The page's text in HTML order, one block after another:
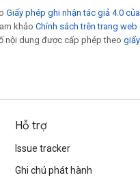
Giấy phép ghi nhận tác giả 4.0
khảo Chính sách trên trang
nội dung được cấp phép theo
Hỗ trợ
Issue tracker
Ghi chú phát hành